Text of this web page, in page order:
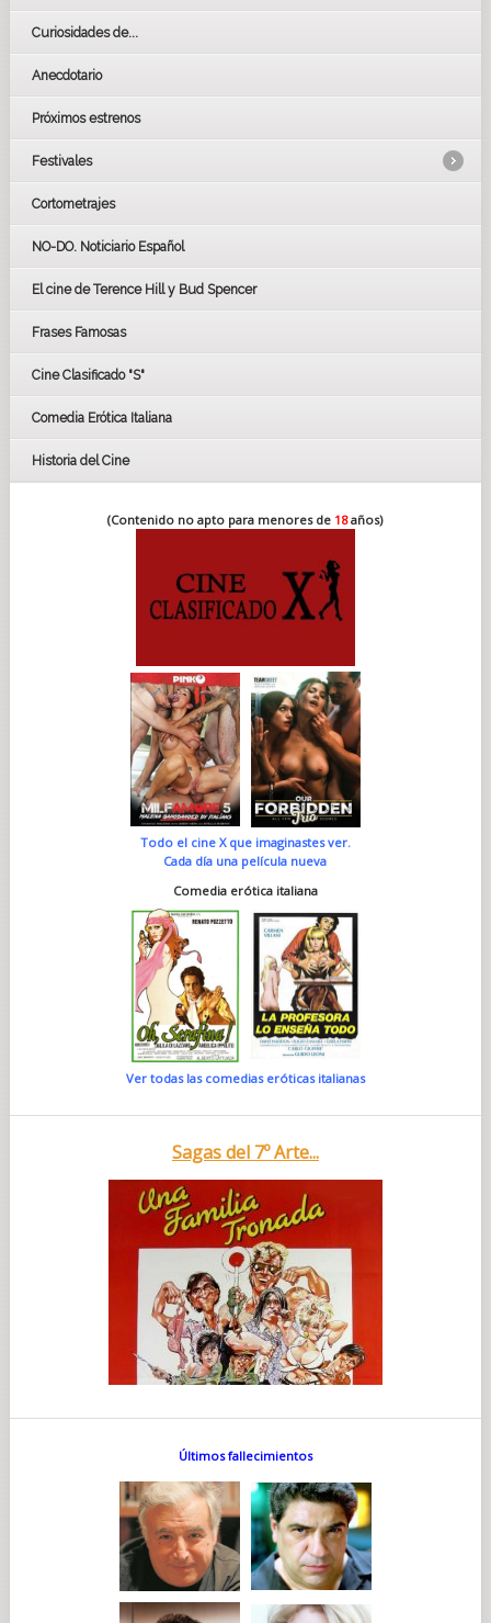
Curiosidades de...
Anecdotario
Próximos estrenos
Festivales
LOS OSCARS
GOYAS
BAFTA
Cortometrajes
NO-DO. Noticiario Español
El cine de Terence Hill y Bud Spencer
Frases Famosas
Cine Clasificado "S"
Comedia Erótica Italiana
Historia del Cine
(Contenido no apto para menores de 18años)
Todo el cine X que imaginastes ver.
Cada día una película nueva
Comedia erótica italiana
Ver todas las comedias eróticas italianas
Sagas del 7º Arte...
Últimos fallecimientos